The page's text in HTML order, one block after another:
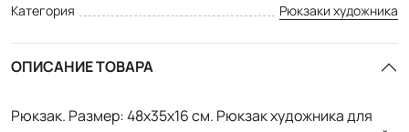
Категория
Рюкзаки художника
ОПИСАНИЕ ТОВАРА
Рюкзак. Размер: 48х35х16 см. Рюкзак художника для